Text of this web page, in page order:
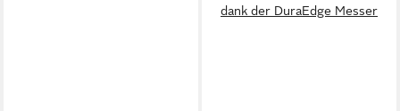
dank der DuraEdge Messer